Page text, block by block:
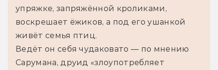
упряжке, запряжённой кроликами,
воскрешает ёжиков, а под его ушанкой
живёт семья птиц.
Ведёт он себя чудаковато — по мнению
Сарумана, друид «злоупотребляет